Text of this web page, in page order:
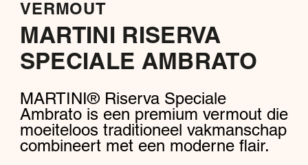
VERMOUT
MARTINI RISERVA
SPECIALE AMBRATO
MARTINI® Riserva Speciale
Ambrato is een premium vermout die
moeiteloos traditioneel vakmanschap
combineert met een moderne flair.